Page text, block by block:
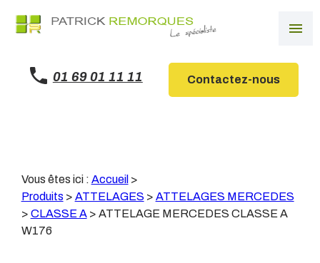
menu
01 69 01 11 11 Contactez-nous
Vous êtes ici : Accueil >
Produits > ATTELAGES > ATTELAGES MERCEDES
> CLASSE A> ATTELAGE MERCEDES CLASSE A
W176